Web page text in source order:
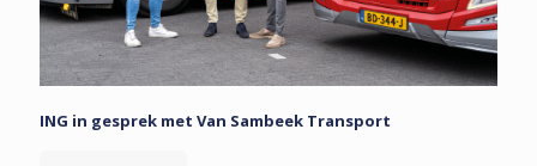
ING in gesprek met Van Sambeek Transport